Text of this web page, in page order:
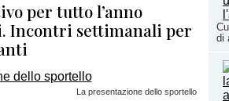
di
per tutto l’anno
Incontri settimanali per
La presentazione dello sportello